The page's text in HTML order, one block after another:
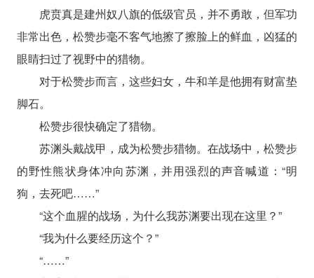
虎贲真是建州奴八旗的低级官员，并不勇敢，但军功
非常出色，松赞步毫不客气地擦了擦脸上的鲜血，凶猛的
眼睛扫过了视野中的猎物。
对于松赞步而言，这些妇女，牛和羊是他拥有财富垫
脚石。
松赞步很快确定了猎物。
苏渊头戴战甲，成为松赞步猎物。在战场中，松赞步
的野性熊状身体冲向苏渊，并用强烈的声音喊道：“明
狗，去死吧……”
“这个血腥的战场，为什么我苏渊要出现在这里？”
“我为什么要经历这个？”
“……”